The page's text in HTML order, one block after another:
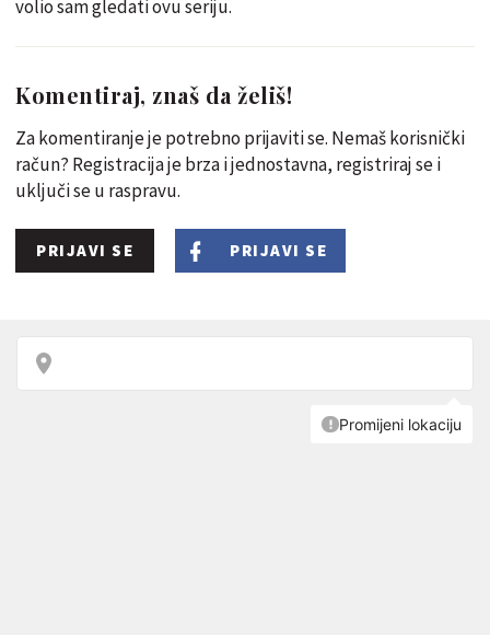
volio sam gledati ovu seriju.
Komentiraj, znaš da želiš!
Za komentiranje je potrebno prijaviti se. Nemaš korisnički
račun? Registracija je brza i jednostavna, registriraj se i
uključi se u raspravu.
PRIJAVI SE PRIJAVI SE